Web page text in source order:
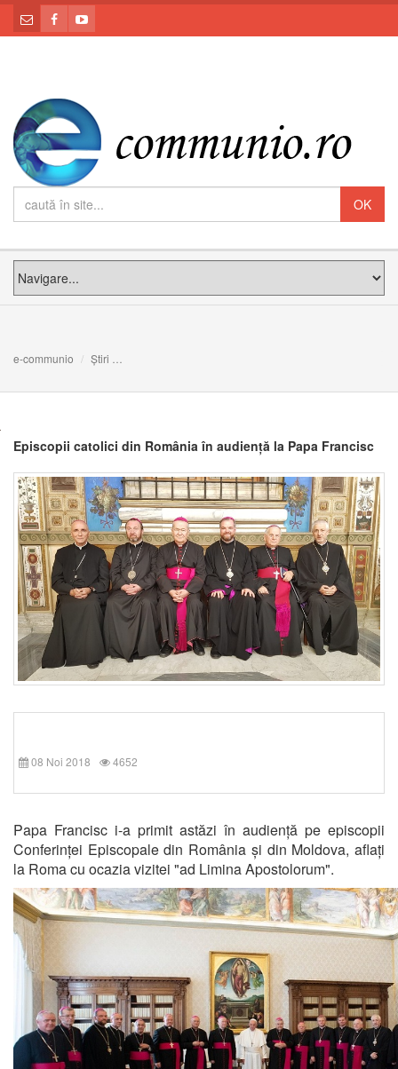
e-communio Știri
Episcopii catolici din România în audiență la Papa Francisc
08 Noi 2018 4652
Papa Francisc i-a primit astăzi în audiență pe episcopii
Conferinței Episcopale din România și din Moldova, aflați
la Roma cu ocazia vizitei "ad Limina Apostolorum".